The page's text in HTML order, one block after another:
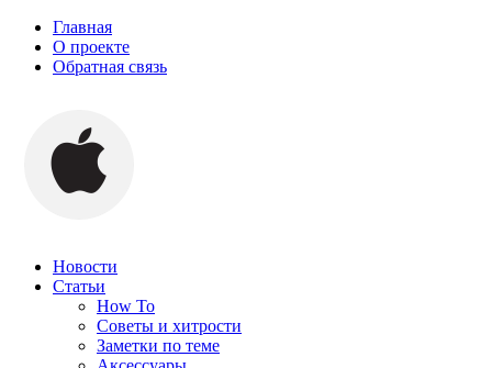
Главная
О проекте
Обратная связь
Новости
Статьи
How To
Советы и хитрости
Заметки по теме